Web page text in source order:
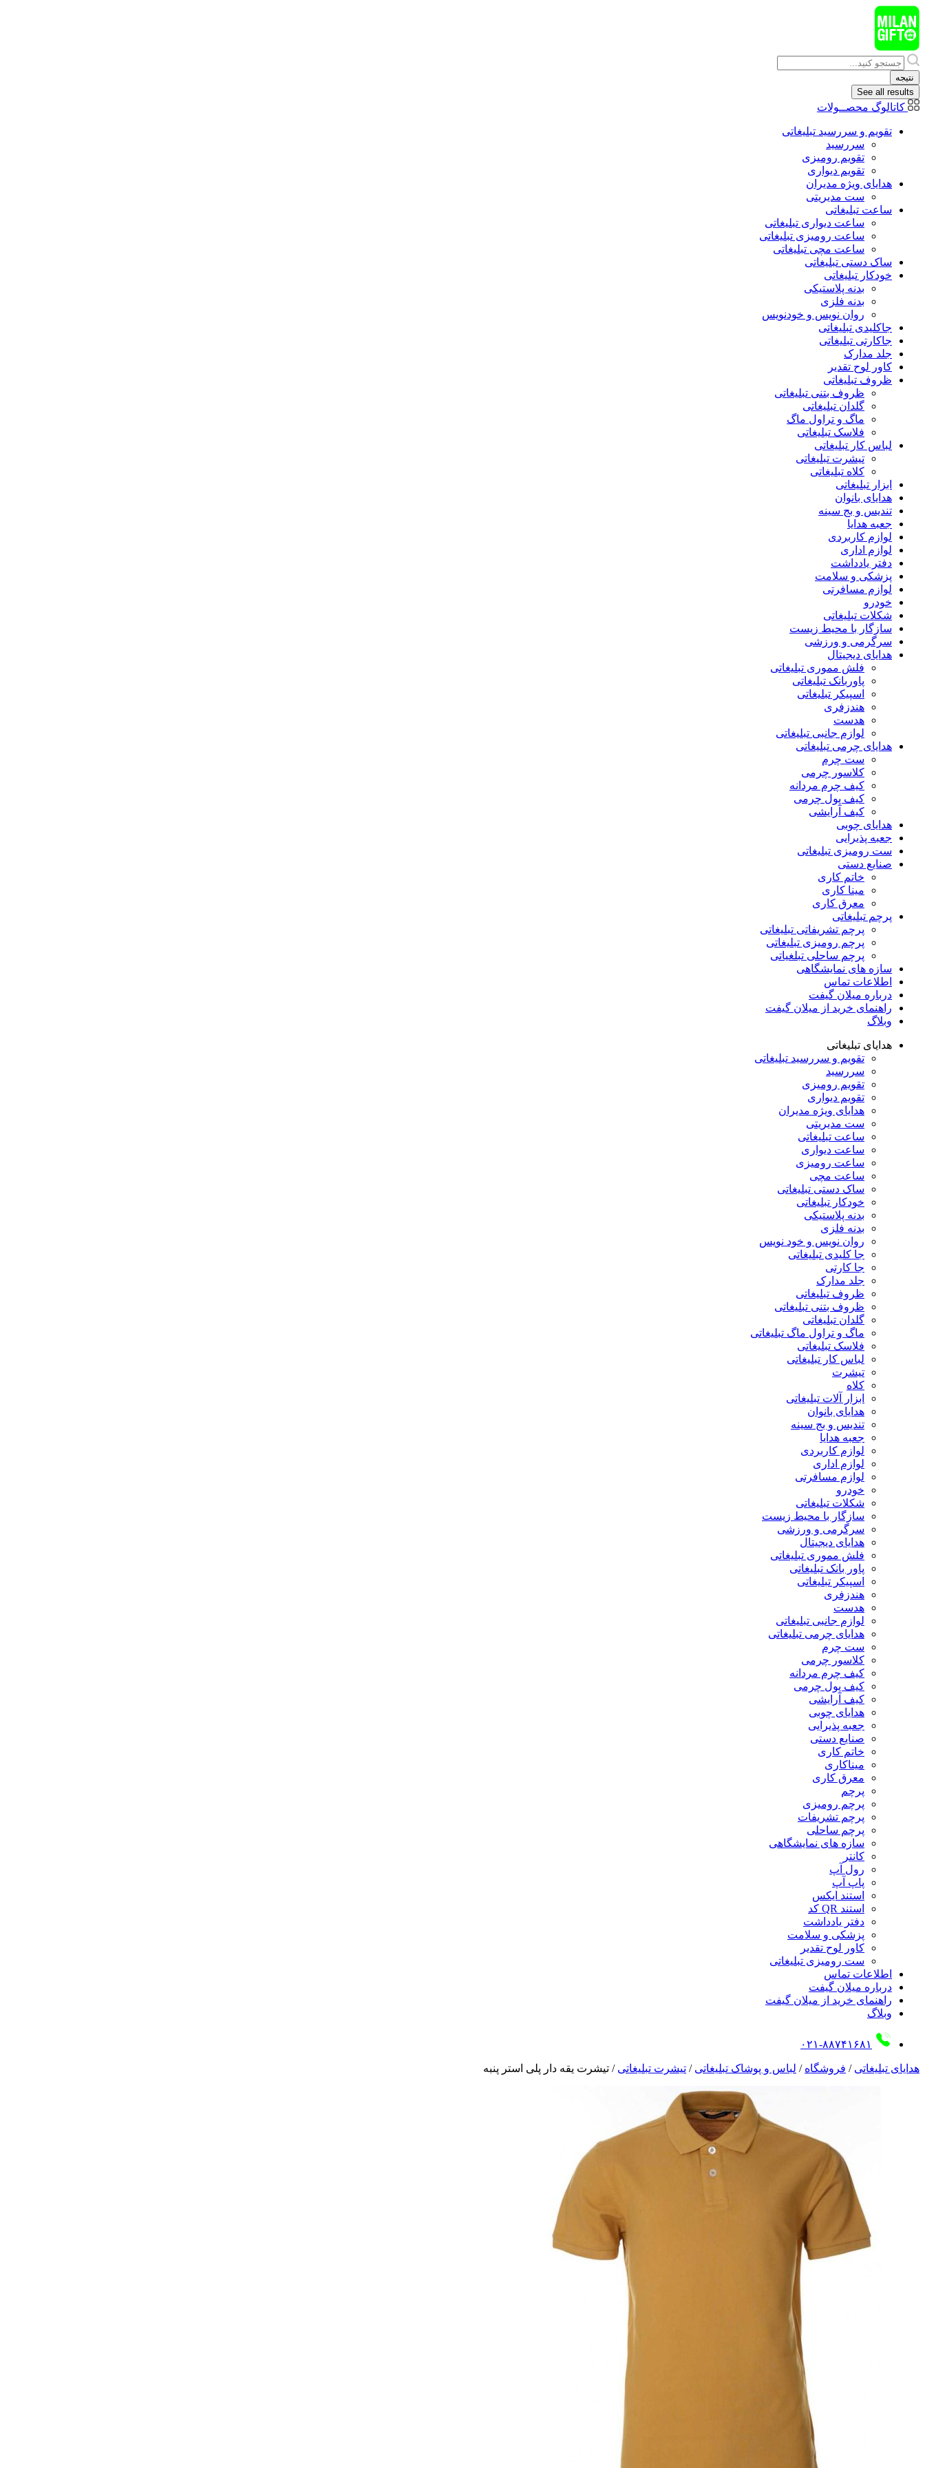
پرش
به
محتوا
Search
...
نتیجه
See all results
کاتالوگ محصــولات
تقویم و سررسید تبلیغاتی
سررسید
تقویم رومیزی
تقویم دیواری
هدایای ويژه مدیران
ست مدیریتی
ساعت تبلیغاتی
ساعت دیواری تبلیغاتی
ساعت رومیزی تبلیغاتی
ساعت مچی تبلیغاتی
ساک دستی تبلیغاتی
خودکار تبلیغاتی
بدنه پلاستیکی
بدنه فلزی
روان نویس و خودنویس
جاکلیدی تبلیغاتی
جاکارتی تبلیغاتی
جلد مدارک
کاور لوح تقدیر
ظروف تبلیغاتی
ظروف بتنی تبلیغاتی
گلدان تبلیغاتی
ماگ و تراول ماگ
فلاسک تبلیغاتی
لباس کار تبلیغاتی
تیشرت تبلیغاتی
کلاه تبلیغاتی
ابزار تبلیغاتی
هدایای بانوان
تندیس و بج سینه
جعبه هدایا
لوازم کاربردی
لوازم اداری
دفتر یادداشت
پزشکی و سلامت
لوازم مسافرتی
خودرو
شکلات تبلیغاتی
سازگار با محیط زیست
سرگرمی و ورزشی
هدایای دیجیتال
فلش مموری تبلیغاتی
پاوربانک تبلیغاتی
اسپیکر تبلیغاتی
هندزفری
هدست
لوازم جانبی تبلیغاتی
هدایای چرمی تبلیغاتی
ست چرم
کلاسور چرمی
کیف چرم مردانه
کیف پول چرمی
کیف آرایشی
هدایای چوبی
جعبه پذیرایی
ست رومیزی تبلیغاتی
صنایع دستی
خاتم کاری
مینا کاری
معرق کاری
پرچم تبلیغاتی
پرچم تشریفاتی تبلیغاتی
پرچم رومیزی تبلیغاتی
پرچم ساحلی تبلغیاتی
سازه های نمایشگاهی
اطلاعات تماس
درباره میلان گیفت
راهنمای خرید از میلان گیفت
وبلاگ
هدایای تبلیغاتی
تقویم و سررسید تبلیغاتی
سررسید
تقویم رومیزی
تقویم دیواری
هدایای ویژه مدیران
ست مدیریتی
ساعت تبلیغاتی
ساعت دیواری
ساعت رومیزی
ساعت مچی
ساک دستی تبلیغاتی
خودکار تبلیغاتی
بدنه پلاستیکی
بدنه فلزی
روان نویس و خود نویس
جا کلیدی تبلیغاتی
جا کارتی
جلد مدارک
ظروف تبلیغاتی
ظروف بتنی تبلیغاتی
گلدان تبلیغاتی
ماگ و تراول ماگ تبلیغاتی
فلاسک تبلیغاتی
لباس کار تبلیغاتی
تیشرت
کلاه
ابزار آلات تبلیغاتی
هدایای بانوان
تندیس و بج سینه
جعبه هدایا
لوازم کاربردی
لوازم اداری
لوازم مسافرتی
خودرو
شکلات تبلیغاتی
سازگار با محیط زیست
سرگرمی و ورزشی
هدایای دیجیتال
فلش مموری تبلیغاتی
پاور بانک تبلیغاتی
اسپیکر تبلیغاتی
هندزفری
هدست
لوازم جانبی تبلیغاتی
هدایای چرمی تبلیغاتی
ست چرم
کلاسور چرمی
کیف چرم مردانه
کیف پول چرمی
کیف آرایشی
هدایای چوبی
جعبه پذیرایی
صنایع دستی
خاتم کاری
میناکاری
معرق کاری
پرچم
پرچم رومیزی
پرچم تشریفات
پرچم ساحلی
سازه های نمایشگاهی
کانتر
رول آپ
پاپ آپ
استند ایکس
استند QR کد
دفتر یادداشت
پزشکی و سلامت
کاور لوح تقدیر
ست رومیزی تبلیغاتی
اطلاعات تماس
درباره میلان گیفت
راهنمای خرید از میلان گیفت
وبلاگ
۰۲۱-۸۸۷۴۱۶۸۱
هدایای تبلیغاتی / فروشگاه / لباس و پوشاک تبلیغاتی / تیشرت تبلیغاتی / تیشرت یقه دار پلی استر پنبه